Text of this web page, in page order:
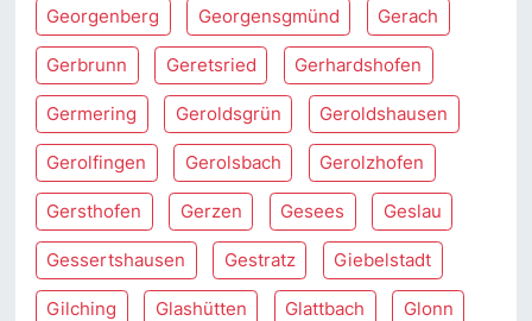
Georgenberg Georgensgmünd Gerach
Gerbrunn Geretsried Gerhardshofen
Germering Geroldsgrün Geroldshausen
Gerolfingen Gerolsbach Gerolzhofen
Gersthofen Gerzen Gesees Geslau
Gessertshausen Gestratz Giebelstadt
Gilching Glashütten Glattbach Glonn